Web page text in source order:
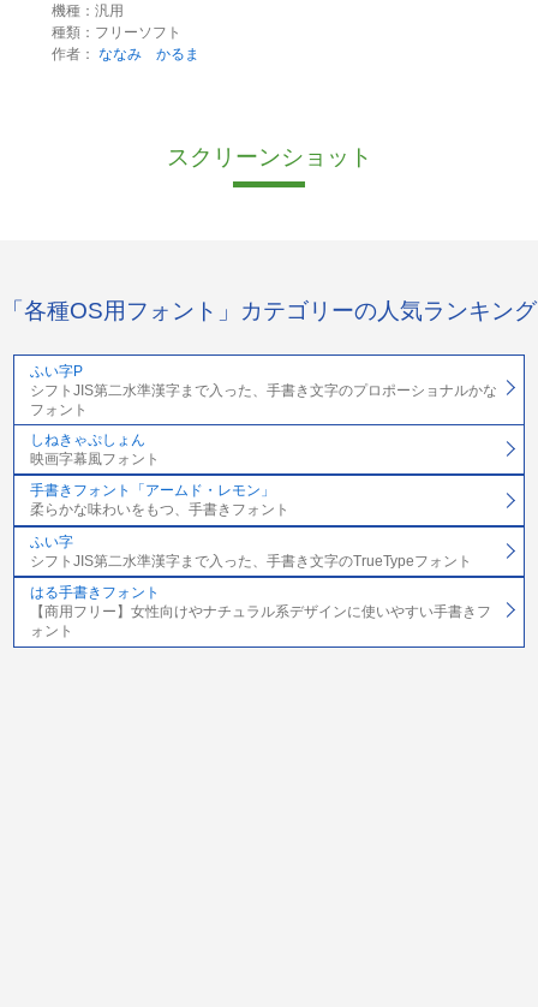
機種：汎用
種類：フリーソフト
作者： ななみ かるま
スクリーンショット
「各種OS用フォント」カテゴリーの人気ランキング
ふい字P
シフトJIS第二水準漢字まで入った、手書き文字のプロポーショナルかな
フォント
しねきゃぷしょん
映画字幕風フォント
手書きフォント「アームド・レモン」
柔らかな味わいをもつ、手書きフォント
ふい字
シフトJIS第二水準漢字まで入った、手書き文字のTrueTypeフォント
はる手書きフォント
【商用フリー】女性向けやナチュラル系デザインに使いやすい手書きフ
ォント